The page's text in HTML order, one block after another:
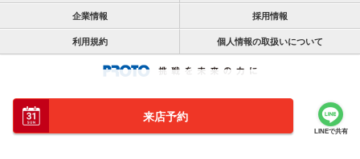
来店予約
LINEで共有
企業情報 採用情報
利用規約 個人情報の取扱いについて